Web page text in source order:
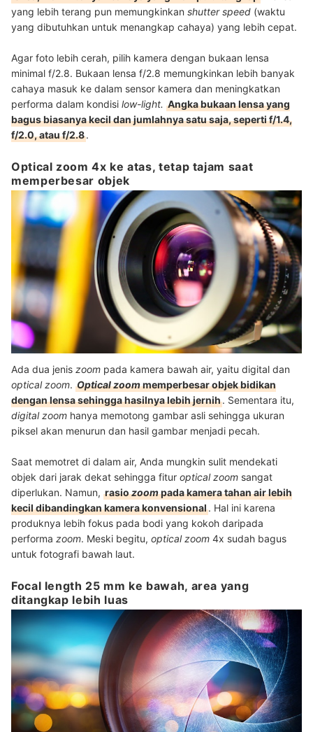
yang lebih terang pun memungkinkan shutter speed (waktu
yang dibutuhkan untuk menangkap cahaya) yang lebih cepat.
Agar foto lebih cerah, pilih kamera dengan bukaan lensa
minimal f/2.8. Bukaan lensa f/2.8 memungkinkan lebih banyak
cahaya masuk ke dalam sensor kamera dan meningkatkan
performa dalam kondisi low-light. Angka bukaan lensa yang
bagus biasanya kecil dan jumlahnya satu saja, seperti f/1.4,
f/2.0, atau f/2.8.
Optical zoom 4x ke atas, tetap tajam saat
memperbesar objek
Ada dua jenis zoom pada kamera bawah air, yaitu digital dan
optical zoom. Optical zoommemperbesar objek bidikan
dengan lensa sehingga hasilnya lebih jernih. Sementara itu,
digital zoom hanya memotong gambar asli sehingga ukuran
piksel akan menurun dan hasil gambar menjadi pecah.
Saat memotret di dalam air, Anda mungkin sulit mendekati
objek dari jarak dekat sehingga fitur optical zoom sangat
diperlukan. Namun, rasiozoompada kamera tahan air lebih
kecil dibandingkan kamera konvensional. Hal ini karena
produknya lebih fokus pada bodi yang kokoh daripada
performa zoom. Meski begitu, optical zoom 4x sudah bagus
untuk fotografi bawah laut.
Focal length 25 mm ke bawah, area yang
ditangkap lebih luas